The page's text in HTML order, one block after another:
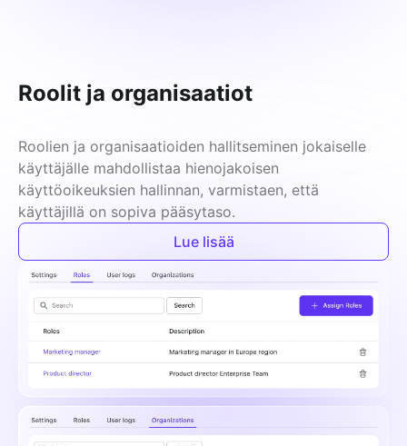
Roolit ja organisaatiot
Roolien ja organisaatioiden hallitseminen jokaiselle
käyttäjälle mahdollistaa hienojakoisen
käyttöoikeuksien hallinnan, varmistaen, että
käyttäjillä on sopiva pääsytaso.
Lue lisää